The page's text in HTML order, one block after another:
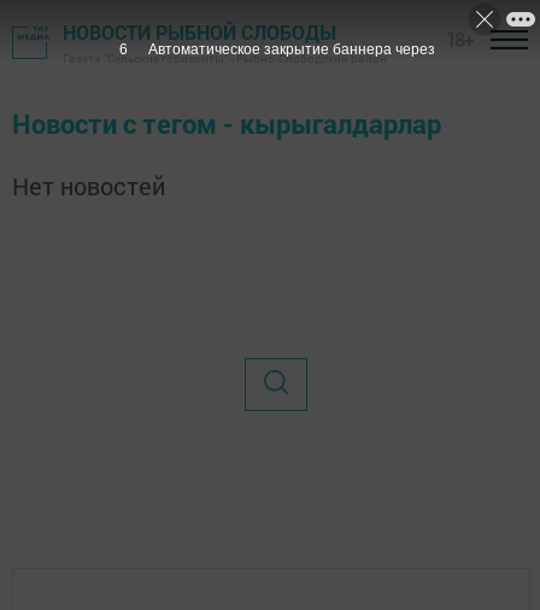
НОВОСТИ РЫБНОЙ СЛОБОДЫ
Газета "Сельские горизонты" - Рыбно-Слободский район
Новости с тегом - кырыгалдарлар
Нет новостей
6 Автоматическое закрытие баннера через